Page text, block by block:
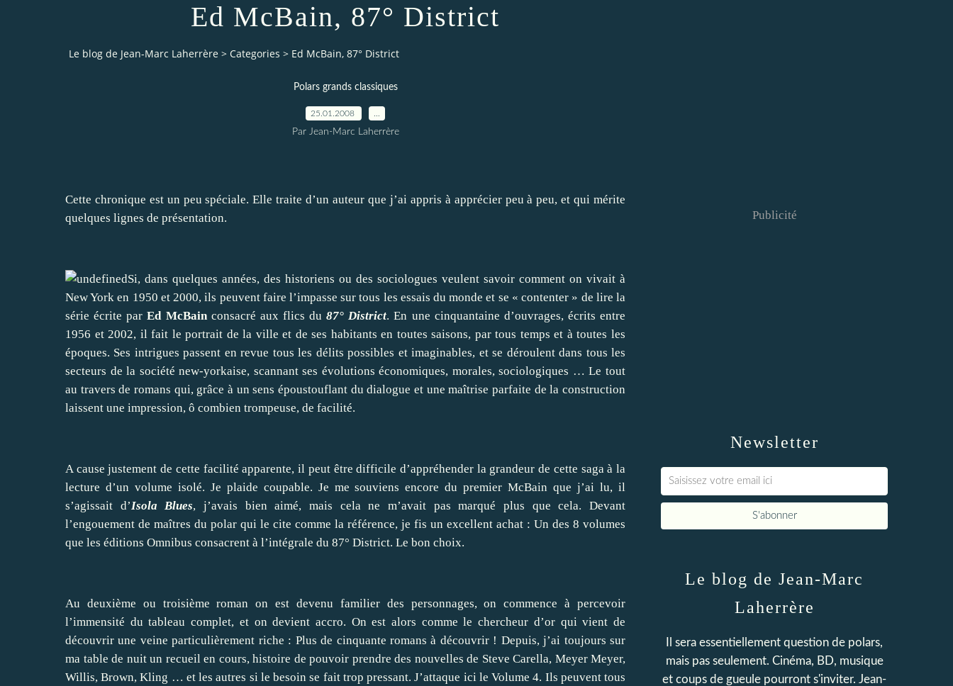
Ed McBain, 87° District
Le blog de Jean-Marc Laherrère > Categories > Ed McBain, 87° District
Polars grands classiques
25.01.2008
Par Jean-Marc Laherrère
Cette chronique est un peu spéciale. Elle traite d’un auteur que j’ai appris à apprécier peu à peu, et qui mérite
quelques lignes de présentation.
Si, dans quelques années, des historiens ou des sociologues veulent savoir comment on vivait à
New York en 1950 et 2000, ils peuvent faire l’impasse sur tous les essais du monde et se « contenter » de lire la
série écrite parEd McBainconsacré aux flics du87° District. En une cinquantaine d’ouvrages, écrits entre
1956 et 2002, il fait le portrait de la ville et de ses habitants en toutes saisons, par tous temps et à toutes les
époques. Ses intrigues passent en revue tous les délits possibles et imaginables, et se déroulent dans tous les
secteurs de la société new-yorkaise, scannant ses évolutions économiques, morales, sociologiques … Le tout
au travers de romans qui, grâce à un sens époustouflant du dialogue et une maîtrise parfaite de la construction
laissent une impression, ô combien trompeuse, de facilité.
A cause justement de cette facilité apparente, il peut être difficile d’appréhender la grandeur de cette saga à la
lecture d’un volume isolé. Je plaide coupable. Je me souviens encore du premier McBain que j’ai lu, il
s’agissait d’Isola Blues, j’avais bien aimé, mais cela ne m’avait pas marqué plus que cela. Devant
l’engouement de maîtres du polar qui le cite comme la référence, je fis un excellent achat : Un des 8 volumes
que les éditions Omnibus consacrent à l’intégrale du 87° District. Le bon choix.
Au deuxième ou troisième roman on est devenu familier des personnages, on commence à percevoir
l’immensité du tableau complet, et on devient accro. On est alors comme le chercheur d’or qui vient de
découvrir une veine particulièrement riche : Plus de cinquante romans à découvrir ! Depuis, j’ai toujours sur
ma table de nuit un recueil en cours, histoire de pouvoir prendre des nouvelles de Steve Carella, Meyer Meyer,
Willis, Brown, Kling … et les autres si le besoin se fait trop pressant. J’attaque ici le Volume 4. Ils peuvent tous
Newsletter
Publicité
Le blog de Jean-Marc
Laherrère
Il sera essentiellement question de polars,
mais pas seulement. Cinéma, BD, musique
et coups de gueule pourront s'inviter. Jean-